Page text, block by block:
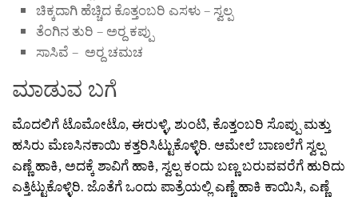
ಚಿಕ್ಕದಾಗಿ ಹೆಚ್ಚಿದ ಕೊತ್ತಂಬರಿ ಎಸಳು – ಸ್ವಲ್ಪ
ತೆಂಗಿನ ತುರಿ – ಅರ್‍ದ ಕಪ್ಪು
ಸಾಸಿವೆ – ಅರ್‍ದ ಚಮಚ
ಮಾಡುವ ಬಗೆ
ಮೊದಲಿಗೆ ಟೊಮೋಟೊ, ಈರುಳ್ಳಿ, ಶುಂಟಿ, ಕೊತ್ತಂಬರಿ ಸೊಪ್ಪು ಮತ್ತು
ಹಸಿರು ಮೆಣಸಿನಕಾಯಿ ಕತ್ತರಿಸಿಟ್ಟುಕೊಳ್ಳಿರಿ. ಆಮೇಲೆ ಬಾಣಲೆಗೆ ಸ್ವಲ್ಪ
ಎಣ್ಣೆ ಹಾಕಿ, ಅದಕ್ಕೆ ಶಾವಿಗೆ ಹಾಕಿ, ಸ್ವಲ್ಪ ಕಂದು ಬಣ್ಣ ಬರುವವರೆಗೆ ಹುರಿದು
ಎತ್ತಿಟ್ಟುಕೊಳ್ಳಿರಿ. ಜೊತೆಗೆ ಒಂದು ಪಾತ್ರೆಯಲ್ಲಿ ಎಣ್ಣೆ ಹಾಕಿ ಕಾಯಿಸಿ, ಎಣ್ಣೆ